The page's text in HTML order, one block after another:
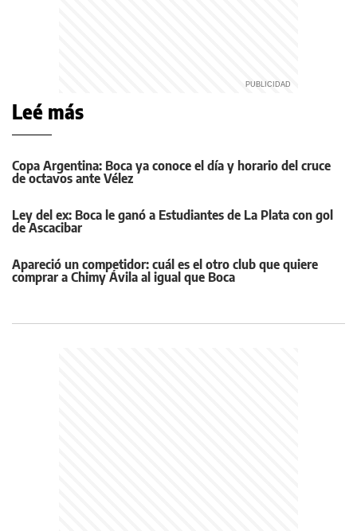
Leé más
Copa Argentina: Boca ya conoce el día y horario del cruce
de octavos ante Vélez
Ley del ex: Boca le ganó a Estudiantes de La Plata con gol
de Ascacibar
Apareció un competidor: cuál es el otro club que quiere
comprar a Chimy Ávila al igual que Boca